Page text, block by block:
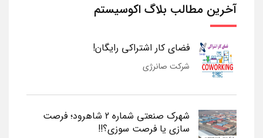
آخرین مطالب بلاگ اکوسیستم
فضای کار اشتراکی رایگان!
شرکت صانرژی
شهرک صنعتی شماره 2 شاهرود؛ فرصت
سازی یا فرصت سوزی؟!!